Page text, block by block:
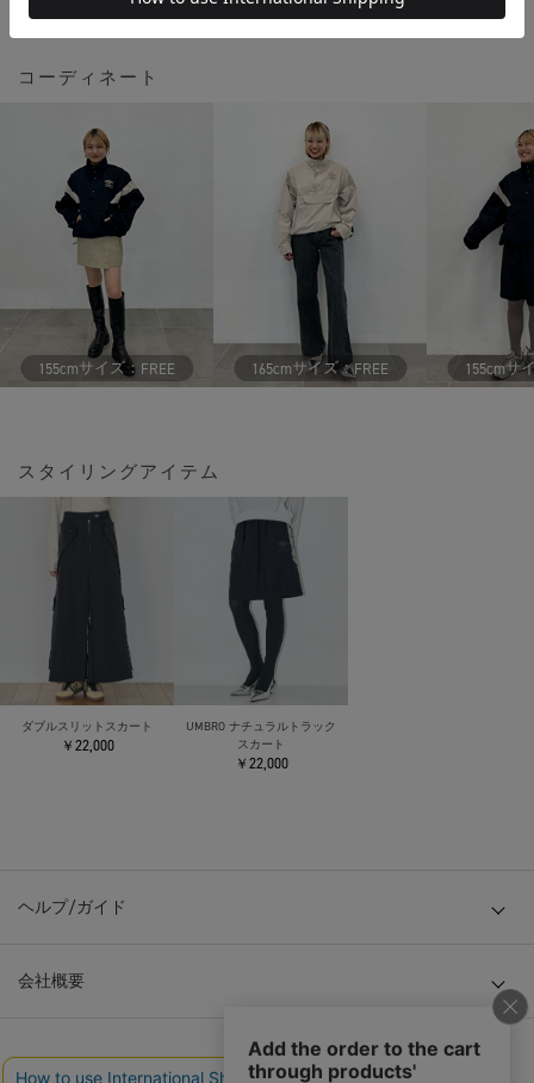
コーディネート
155cmサイズ： FREE 165cmサイズ：FREE 155cmサ
スタイリングアイテム
ダブルスリットスカート
￥22,000
UMBRO ナチュラルトラック
スカート
￥22,000
ヘルプ/ガイド
会社概要